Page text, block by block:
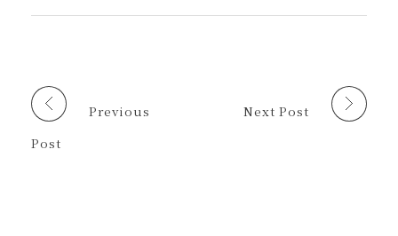
新
)
新 ) (
Previous
Post
Next Post